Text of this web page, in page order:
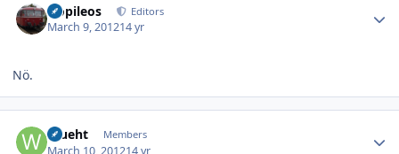
Nopileos Editors
March 9, 201214 yr
Nö.
Wueht Members
March 10, 201214 yr